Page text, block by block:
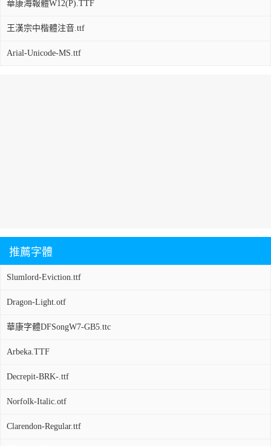
華康海報體W12(P).TTF
王漢宗中楷體注音.ttf
Arial-Unicode-MS.ttf
推薦字體
Slumlord-Eviction.ttf
Dragon-Light.otf
華康字體DFSongW7-GB5.ttc
Arbeka.TTF
Decrepit-BRK-.ttf
Norfolk-Italic.otf
Clarendon-Regular.ttf